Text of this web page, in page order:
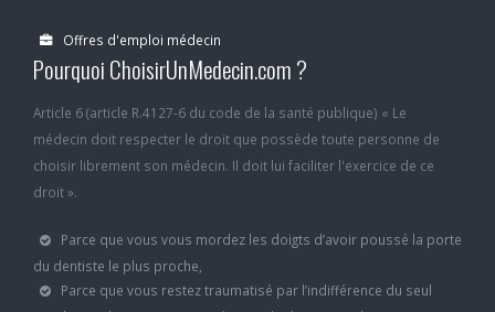
Offres d'emploi médecin
Pourquoi ChoisirUnMedecin.com ?
Article 6 (article R.4127-6 du code de la santé publique) « Le
médecin doit respecter le droit que possède toute personne de
choisir librement son médecin. Il doit lui faciliter l'exercice de ce
droit ».
Parce que vous vous mordez les doigts d’avoir poussé la porte
du dentiste le plus proche,
Parce que vous restez traumatisé par l’indifférence du seul